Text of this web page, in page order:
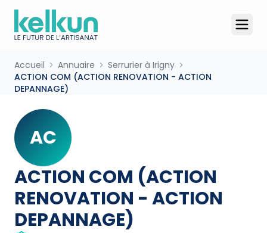
Accueil Annuaire
Serrurier à Irigny
ACTION COM (ACTION RENOVATION - ACTION
DEPANNAGE)
AC
ACTION COM (ACTION
RENOVATION - ACTION
DEPANNAGE)